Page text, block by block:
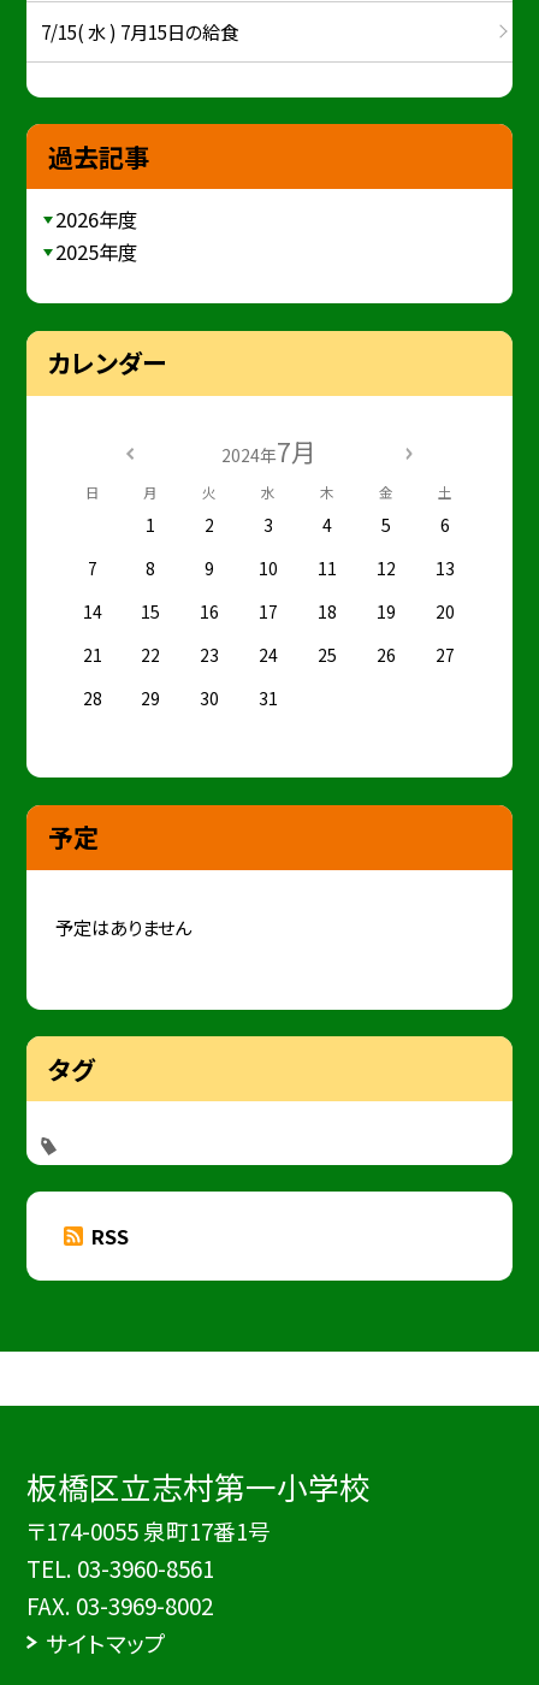
7/15( 水 ) 7月15日の給食
過去記事
2026年度
2025年度
カレンダー
2024年7月
日 月 火 水 木 金 土
1 2 3 4 5
6
7
8 9 10 11 12
13
14
15 16 17 18 19
20
21
22 23 24 25 26
27
28
29 30 31
予定
予定はありません
タグ
RSS
板橋区立志村第一小学校
〒174-0055 泉町17番1号
TEL. 03-3960-8561
FAX. 03-3969-8002
サイトマップ